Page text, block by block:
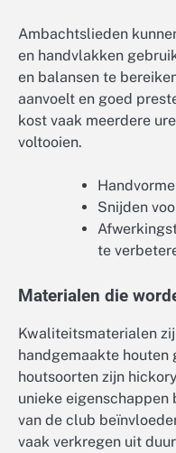
Ambachtslieden
en handvlakken
en balansen te
aanvoelt en goed
kost vaak meerdere
voltooien.
Snijden
te
Materialen die
Kwaliteitsmaterialen
handgemaakte
houtsoorten zijn
unieke
van de club
vaak verkregen uit